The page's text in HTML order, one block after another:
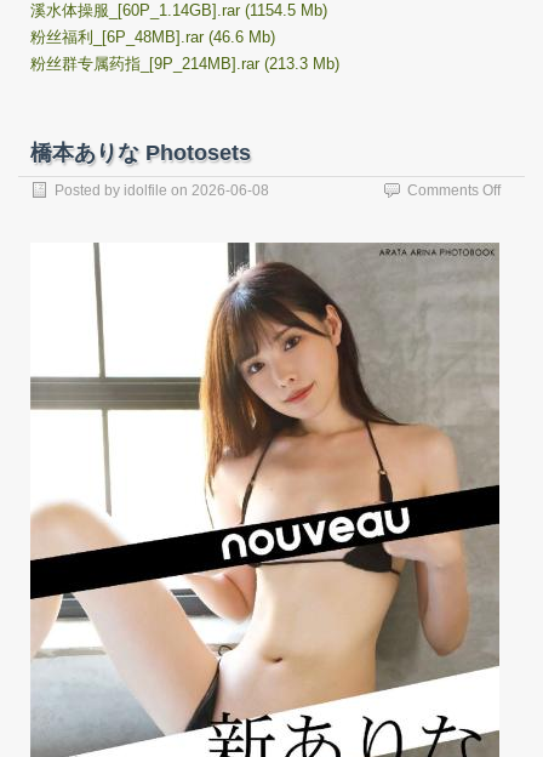
溪水体操服_[60P_1.14GB].rar (1154.5 Mb)
粉丝福利_[6P_48MB].rar (46.6 Mb)
粉丝群专属药指_[9P_214MB].rar (213.3 Mb)
橋本ありな Photosets
Posted by idolfile on 2026-06-08 Comments Offon